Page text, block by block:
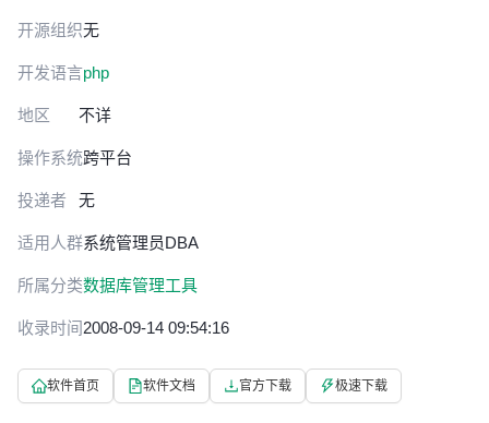
开源组织无
开发语言php
地区 不详
操作系统跨平台
投递者 无
适用人群系统管理员DBA
所属分类数据库管理工具
收录时间2008-09-14 09:54:16
软件首页 软件文档 官方下载 极速下载